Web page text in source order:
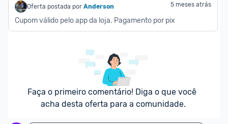
Oferta postada por Anderson 5 meses atrás
Cupom válido pelo app da loja. Pagamento por pix
Faça o primeiro comentário! Diga o que você
acha desta oferta para a comunidade.